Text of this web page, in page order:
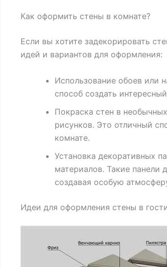
Как оформить стены в комнате?
Если вы хотите задекорировать
идей и вариантов для оформления:
Использование обоев или
способ создать
Покраска стен в
рисунков. Это отличный
комнате.
Установка декоративных
материалов. Такие панели
создавая особую
Идеи для оформления стены в